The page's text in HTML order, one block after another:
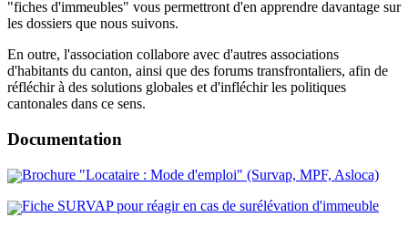
"fiches d'immeubles" vous permettront d'en apprendre davantage sur
les dossiers que nous suivons.
En outre, l'association collabore avec d'autres associations
d'habitants du canton, ainsi que des forums transfrontaliers, afin de
réfléchir à des solutions globales et d'infléchir les politiques
cantonales dans ce sens.
Documentation
Brochure "Locataire : Mode d'emploi" (Survap, MPF, Asloca)
Fiche SURVAP pour réagir en cas de surélévation d'immeuble